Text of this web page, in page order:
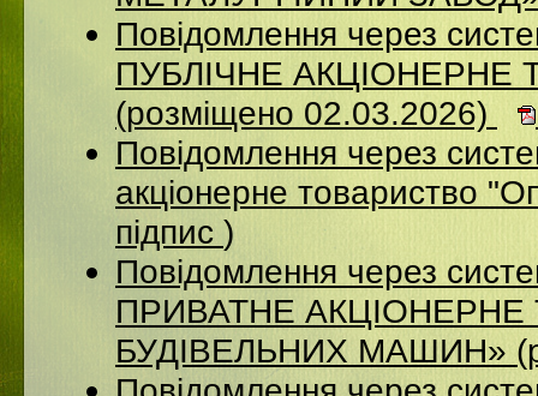
Повідомлення через
ПУБЛІЧНЕ
(розміщено 02.03.2026)
Повідомлення через
акціонерне товариство
підпис )
Повідомлення через
ПРИВАТНЕ
БУДІВЕЛЬНИХ МАШИН»